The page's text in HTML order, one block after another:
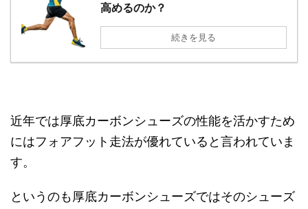
高めるのか？
続きを見る
近年では厚底カーボンシューズの性能を活かすため
にはフォアフット走法が優れていると言われていま
す。
というのも厚底カーボンシューズではそのシューズ